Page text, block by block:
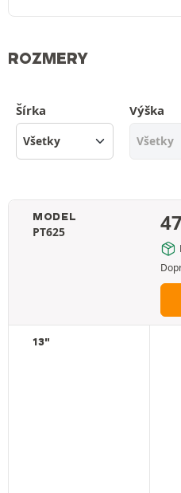
ROZMERY
Šírka Výška
MODEL
PT625
13"